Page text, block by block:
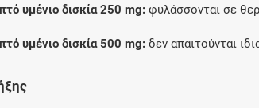
υμένιο δισκία 250 mg: φυλάσσονται σε
υμένιο δισκία 500 mg: δεν απαιτούνται